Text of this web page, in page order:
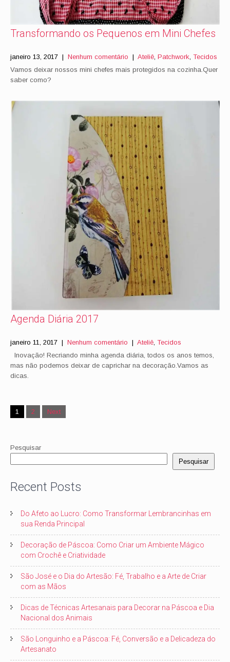
Transformando os Pequenos em Mini Chefes
janeiro 13, 2017 | Nenhum comentário | Ateliê, Patchwork, Tecidos
Vamos deixar nossos mini chefes mais protegidos na cozinha.Quer
saber como?
Agenda Diária 2017
janeiro 11, 2017 | Nenhum comentário | Ateliê, Tecidos
Inovação! Recriando minha agenda diária, todos os anos temos,
mas não podemos deixar de caprichar na decoração.Vamos as
dicas.
Posts
navigation
1 2 Next
Pesquisar
Pesquisar
Recent Posts
Do Afeto ao Lucro: Como Transformar Lembrancinhas em
sua Renda Principal
Decoração de Páscoa: Como Criar um Ambiente Mágico
com Crochê e Criatividade
São José e o Dia do Artesão: Fé, Trabalho e a Arte de Criar
com as Mãos
Dicas de Técnicas Artesanais para Decorar na Páscoa e Dia
Nacional dos Animais
São Longuinho e a Páscoa: Fé, Conversão e a Delicadeza do
Artesanato